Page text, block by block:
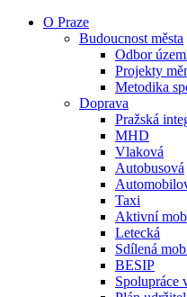
O Praze
Budoucnost města
Odbor
Projekty
Metodika
Doprava
Pražská
MHD
Vlaková
Autobusová
Taxi
Aktivní
Letecká
Sdílená
BESIP
Spolupráce